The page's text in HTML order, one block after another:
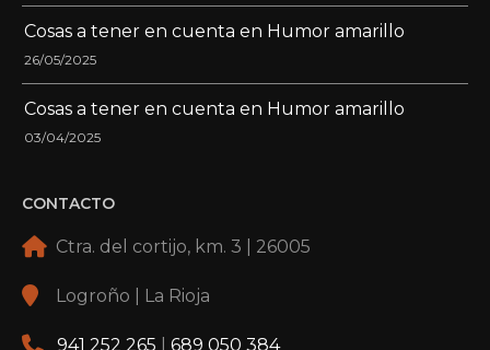
Cosas a tener en cuenta en Humor amarillo
26/05/2025
Cosas a tener en cuenta en Humor amarillo
03/04/2025
CONTACTO
Ctra. del cortijo, km. 3 | 26005
Logroño | La Rioja
941 252 265 689 050 384